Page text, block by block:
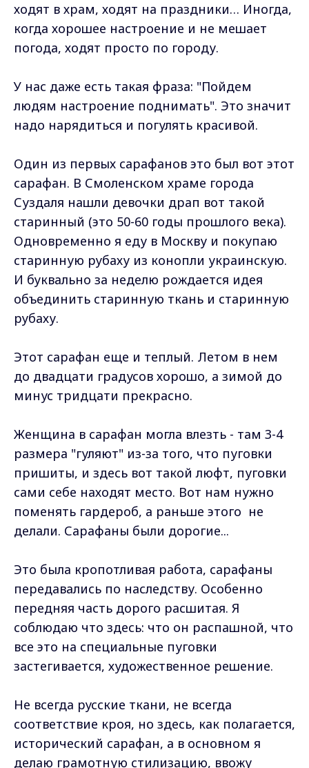
ходят в храм, ходят на праздники… Иногда,
когда хорошее настроение и не мешает
погода, ходят просто по городу.
У нас даже есть такая фраза: "Пойдем
людям настроение поднимать". Это значит
надо нарядиться и погулять красивой.
Один из первых сарафанов это был вот этот
сарафан. В Смоленском храме города
Суздаля нашли девочки драп вот такой
старинный (это 50-60 годы прошлого века).
Одновременно я еду в Москву и покупаю
старинную рубаху из конопли украинскую.
И буквально за неделю рождается идея
объединить старинную ткань и старинную
рубаху.
Этот сарафан еще и теплый. Летом в нем
до двадцати градусов хорошо, а зимой до
минус тридцати прекрасно.
Женщина в сарафан могла влезть - там 3-4
размера "гуляют" из-за того, что пуговки
пришиты, и здесь вот такой люфт, пуговки
сами себе находят место. Вот нам нужно
поменять гардероб, а раньше этого не
делали. Сарафаны были дорогие...
Это была кропотливая работа, сарафаны
передавались по наследству. Особенно
передняя часть дорого расшитая. Я
соблюдаю что здесь: что он распашной, что
все это на специальные пуговки
застегивается, художественное решение.
Не всегда русские ткани, не всегда
соответствие кроя, но здесь, как полагается,
исторический сарафан, а в основном я
делаю грамотную стилизацию, ввожу